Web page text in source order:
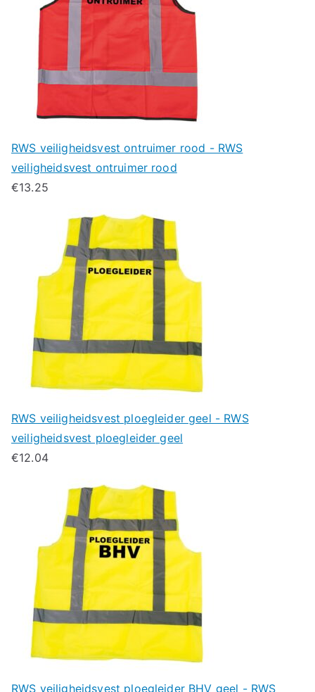
RWS veiligheidsvest ontruimer rood - RWS
veiligheidsvest ontruimer rood
€13.25
RWS veiligheidsvest ploegleider geel - RWS
veiligheidsvest ploegleider geel
€12.04
RWS veiligheidsvest ploegleider BHV geel - RWS